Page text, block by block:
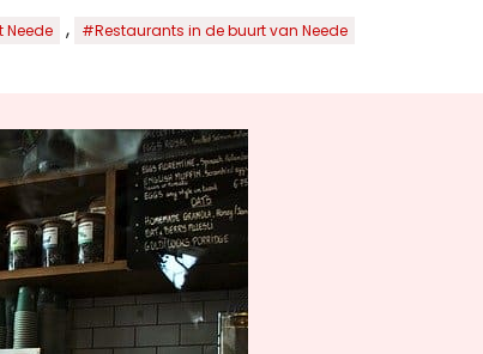
, #Restaurants in de buurt van Neede